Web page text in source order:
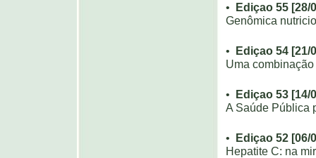
• Ediçao 55 [28/
Genômica
• Ediçao 54 [21/
Uma
• Ediçao 53 [14/
A Saúde Pública
• Ediçao 52 [06/
Hepatite C: na